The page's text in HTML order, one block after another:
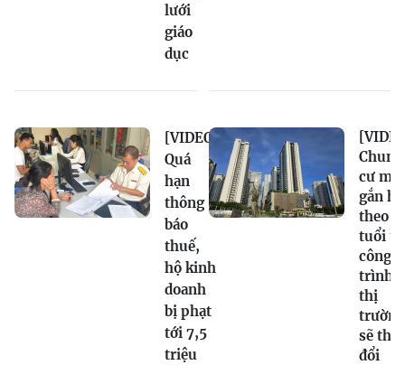
lưới
giáo
dục
[VIDEO]
Quá
hạn
thông
báo
thuế,
hộ kinh
doanh
bị phạt
tới 7,5
triệu
Chung
cư mới
gắn
theo
tuổi
công
trình,
thị
trường
sẽ
đổi